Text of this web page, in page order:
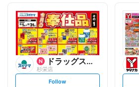
l
o
w
ドラッグスギヤマ
杉栄店
s
Follow